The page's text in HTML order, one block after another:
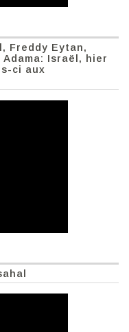
Freddy Eytan,
Israël, hier
ci aux